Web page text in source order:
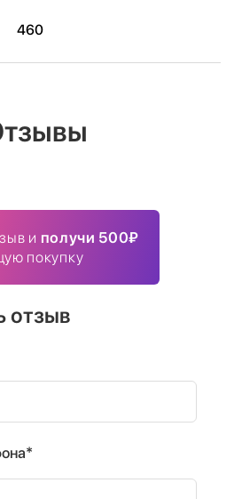
460
и получи 500₽
покупку
отзыв